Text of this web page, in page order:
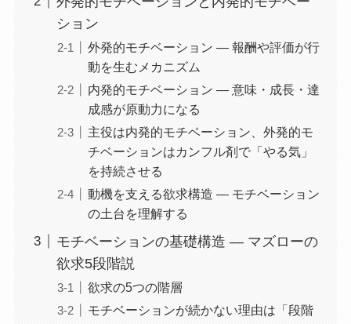
ション
外発的モチベーション ― 報酬や評価が行
動を生むメカニズム
内発的モチベーション ― 意味・成長・達
成感が原動力になる
主役は内発的モチベーション、外発的モ
チベーションはカンフル剤で「やる気」
を持続させる
動機を支える欲求構造 ― モチベーション
の土台を理解する
モチベーションの基礎構造 ― マズローの
欲求5段階説
欲求の5つの階層
モチベーションが続かない理由は「段階